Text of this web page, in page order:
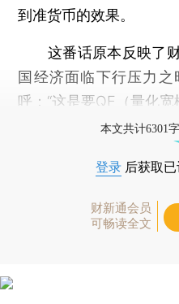
到准货币的效果。
这番话原本反映了财
国经济面临下行压力
呼：“这是要QE（量化宽
本文共计6301
登录 后获取
财新通会员
可畅读全文